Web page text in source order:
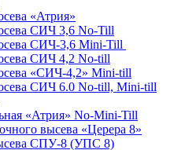
«Атрия»
СИЧ 3,6 No-Till
СИЧ-3,6 Mini-Till
СИЧ 4,2 No-till
«СИЧ-4,2» Mini-till
СИЧ 6.0 No-till, Mini-till
«Атрия» No-Mini-Till
высева «Церера 8»
СПУ-8 (УПС 8)